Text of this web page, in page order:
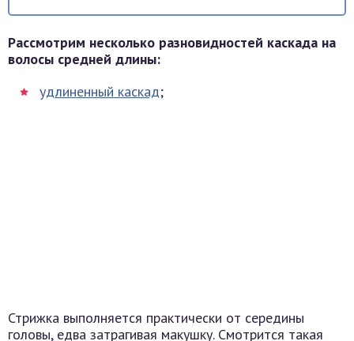
Рассмотрим несколько разновидностей каскада на
волосы средней длины:
удлиненный каскад;
Стрижка выполняется практически от середины
головы, едва затрагивая макушку. Смотрится такая